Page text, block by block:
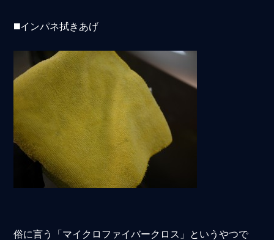
◼️インパネ拭きあげ
俗に言う「マイクロファイバークロス」というやつで